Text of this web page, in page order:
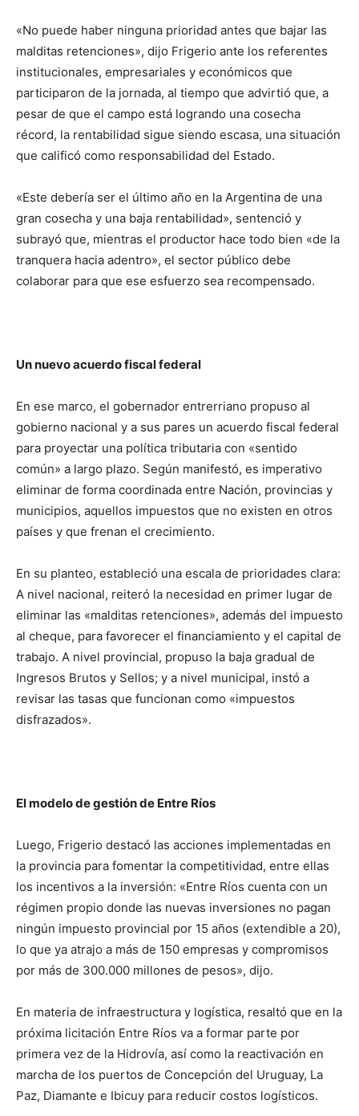
«No puede haber ninguna prioridad antes que bajar las
malditas retenciones», dijo Frigerio ante los referentes
institucionales, empresariales y económicos que
participaron de la jornada, al tiempo que advirtió que, a
pesar de que el campo está logrando una cosecha
récord, la rentabilidad sigue siendo escasa, una situación
que calificó como responsabilidad del Estado.
«Este debería ser el último año en la Argentina de una
gran cosecha y una baja rentabilidad», sentenció y
subrayó que, mientras el productor hace todo bien «de la
tranquera hacia adentro», el sector público debe
colaborar para que ese esfuerzo sea recompensado.
Un nuevo acuerdo fiscal federal
En ese marco, el gobernador entrerriano propuso al
gobierno nacional y a sus pares un acuerdo fiscal federal
para proyectar una política tributaria con «sentido
común» a largo plazo. Según manifestó, es imperativo
eliminar de forma coordinada entre Nación, provincias y
municipios, aquellos impuestos que no existen en otros
países y que frenan el crecimiento.
En su planteo, estableció una escala de prioridades clara:
A nivel nacional, reiteró la necesidad en primer lugar de
eliminar las «malditas retenciones», además del impuesto
al cheque, para favorecer el financiamiento y el capital de
trabajo. A nivel provincial, propuso la baja gradual de
Ingresos Brutos y Sellos; y a nivel municipal, instó a
revisar las tasas que funcionan como «impuestos
disfrazados».
El modelo de gestión de Entre Ríos
Luego, Frigerio destacó las acciones implementadas en
la provincia para fomentar la competitividad, entre ellas
los incentivos a la inversión: «Entre Ríos cuenta con un
régimen propio donde las nuevas inversiones no pagan
ningún impuesto provincial por 15 años (extendible a 20),
lo que ya atrajo a más de 150 empresas y compromisos
por más de 300.000 millones de pesos», dijo.
En materia de infraestructura y logística, resaltó que en la
próxima licitación Entre Ríos va a formar parte por
primera vez de la Hidrovía, así como la reactivación en
marcha de los puertos de Concepción del Uruguay, La
Paz, Diamante e Ibicuy para reducir costos logísticos.